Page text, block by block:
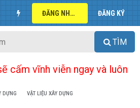
ĐĂNG NHẬP ĐĂNG KÝ
TÌM
cấm vĩnh viễn ngay và luôn
DỰNG VẬT LIỆU XÂY DỰNG